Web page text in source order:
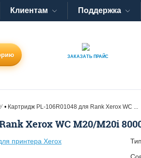
Клиентам Поддержка
ЗАКАЗАТЬ ПРАЙС
Картридж PL-106R01048 для Rank Xerox WC ...
Xerox WC M20/M20i